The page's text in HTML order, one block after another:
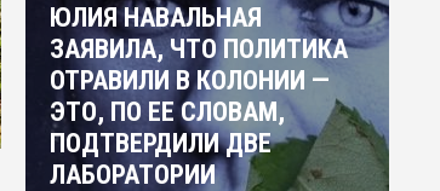
ЮЛИЯ НАВАЛЬНАЯ
ЗАЯВИЛА, ЧТО ПОЛИТИКА
ОТРАВИЛИ В КОЛОНИИ —
ЭТО, ПО ЕЕ СЛОВАМ,
ПОДТВЕРДИЛИ ДВЕ
ЛАБОРАТОРИИ